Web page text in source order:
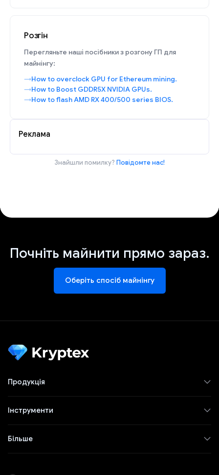
Розгін
Перегляньте наші посібники з розгону ГП для
майнінгу:
How to overclock GPU for Ethereum mining.
How to Boost GDDR5X NVIDIA GPUs.
How to flash AMD RX 400/500 series BIOS.
Реклама
Знайшли помилку? Повідомте нас!
Почніть майнити прямо зараз.
Оберіть спосіб майнінгу
Продукція
Інструменти
Більше